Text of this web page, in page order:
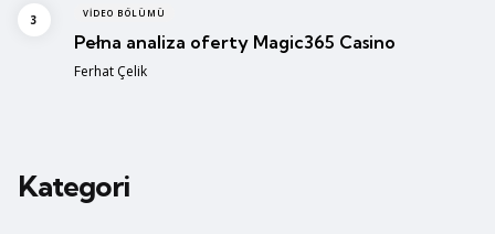
VIDEO BÖLÜMÜ
Pełna analiza oferty Magic365 Casino
Posted
Ferhat Çelik
Kategori